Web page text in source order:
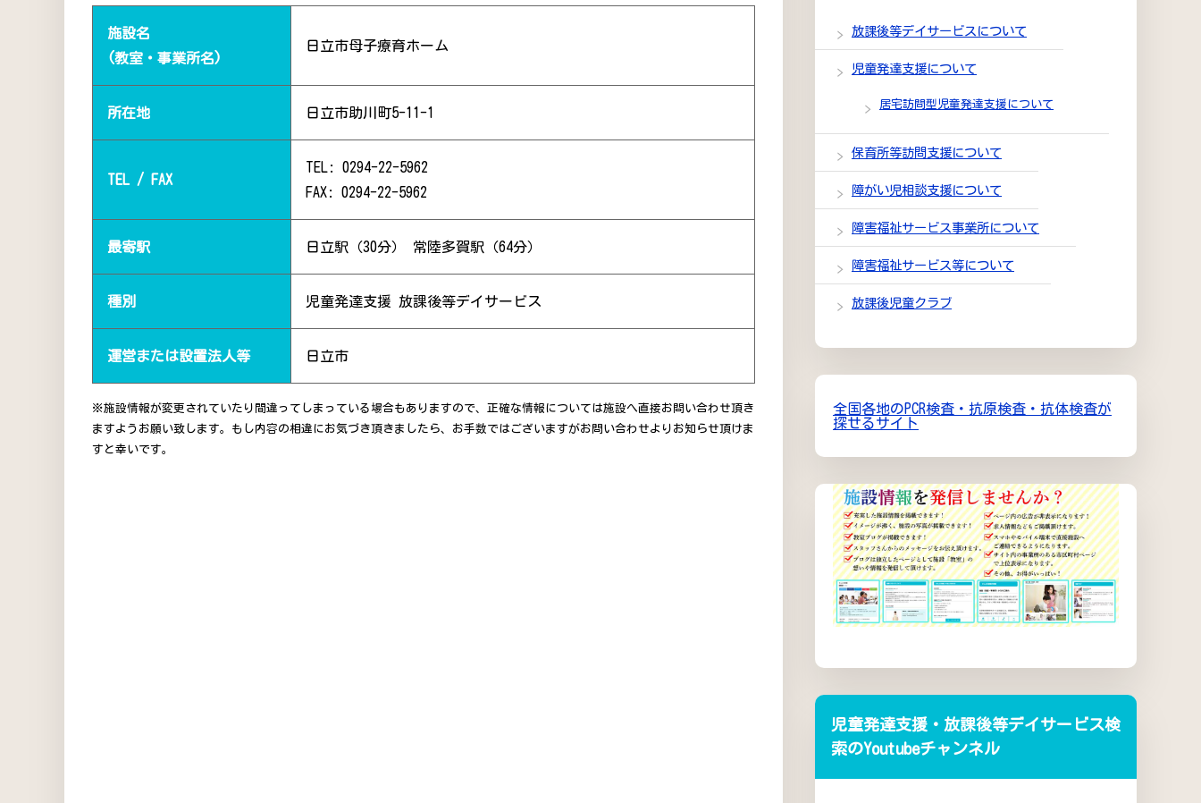
施設名
(教室・事業所名)
日立市母子療育ホーム
所在地 日立市助川町5-11-1
TEL / FAX
TEL: 0294-22-5962
FAX: 0294-22-5962
最寄駅 日立駅（30分） 常陸多賀駅（64分）
種別 児童発達支援 放課後等デイサービス
運営または設置法人等 日立市
※施設情報が変更されていたり間違ってしまっている場合もありますので、正確な情報については施設へ直接お問い合わせ頂き
ますようお願い致します。もし内容の相違にお気づき頂きましたら、お手数ではございますがお問い合わせよりお知らせ頂けま
すと幸いです。
放課後等デイサービスについて
児童発達支援について
居宅訪問型児童発達支援について
保育所等訪問支援について
障がい児相談支援について
障害福祉サービス事業所について
障害福祉サービス等について
放課後児童クラブ
全国各地のPCR検査・抗原検査・抗体検査が
探せるサイト
児童発達支援・放課後等デイサービス検
索のYoutubeチャンネル